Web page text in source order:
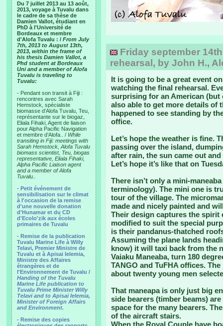
Du 7 juillet 2013 au 13 août,
2013, voyage à Tuvalu dans
le cadre de sa thèse de
Damien Vallot, étudiant en
PhD à l'Université de
Bordeaux et membre
d'Alofa Tuvalu : / From July
7th, 2013 to August 13th,
2013, within the frame of
his thesis Damien Vallot, a
Phd student at Bordeaux
Uni and a member of Alofa
Tuvalu is traveling to
Tuvalu:
- Pendant son transit à Fiji :
rencontres avec Sarah
Hemstock, spécialiste
biomasse d’Alofa Tuvalu, Teu,
représentante sur le biogaz,
Eliala Fihaki, Agent de liaison
pour Alpha Pacific Navigation
et membre d’Alofa.. / While
transiting in Fiji: meetings with
Sarah Hemstock, Alofa Tuvalu
biomass scientist, Teu, biogas
representative, Eliala Fihaki,
Alpha Pacific Liaison agent
and a member of Alofa
Tuvalu..
- Petit événement de
sensibilisation sur le climat
à l'occasion de la remise
d'une nouvelle donation
d'Hunamar et du CD
d'Ecolo'zik aux écoles
primaires de Tuvalu
- Remise de la publication
Tuvalu Marine Life à Willy
Telavi, Premier Ministre de
Tuvalu et à Apisai Ielemia,
Ministre des Affaires
étrangères et de
l'Environnement de Tuvalu /
Handing of the Tuvalu
Marine Life publication to
Tuvalu Prime Minister Willy
Telavi and to Apisai Ielemia,
Minister of Foreign Affairs
and Environment.
- Remise des copies
Friday september
rehearsal, by John H.,
It is going to be a great event
watching the final rehearsal.
surprising for an American (but
also able to get more details of
happened to see standing by
office.
Let’s hope the weather is fine.
passing over the island,
after rain, the sun came out
Let’s hope it’s like that on
There isn’t only a mini-
terminology). The mini one is
tour of the village. The
made and nicely painted and
Their design captures the spirit
modified to suit the special
is their pandanus-thatched
Assuming the plane lands
know) it will taxi back from the
Vaiaku Maneaba, turn 180
TANGO and TuFHA offices.
about twenty young men
That maneapa is only just big
side bearers (timber beams)
space for the many bearers.
of the aircraft stairs.
When the Royal Couple have